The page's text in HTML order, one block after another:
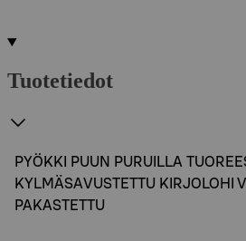
Tuotetiedot
PYÖKKI PUUN PURUILLA
KYLMÄSAVUSTETTU KIRJOLOHI
PAKASTETTU